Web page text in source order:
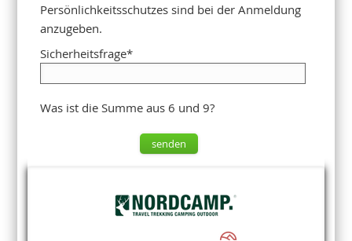
Persönlichkeitsschutzes sind bei der Anmeldung
anzugeben.
Sicherheitsfrage*
Was ist die Summe aus 6 und 9?
senden